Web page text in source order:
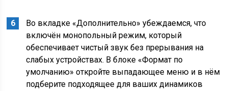
Во вкладке «Дополнительно» убеждаемся, что
включён монопольный режим, который
обеспечивает чистый звук без прерывания на
слабых устройствах. В блоке «Формат по
умолчанию» откройте выпадающее меню и в нём
подберите подходящее для ваших динамиков